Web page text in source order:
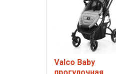
Valco Baby